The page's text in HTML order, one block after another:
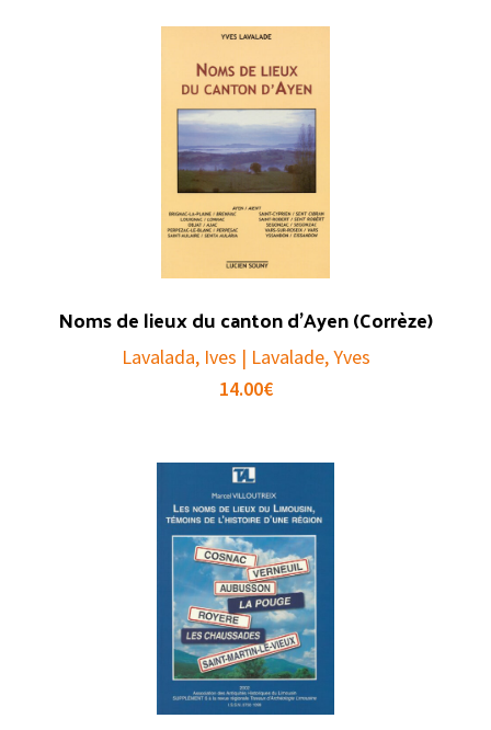
Noms de lieux du canton d’Ayen (Corrèze)
Lavalada, Ives | Lavalade, Yves
14.00€